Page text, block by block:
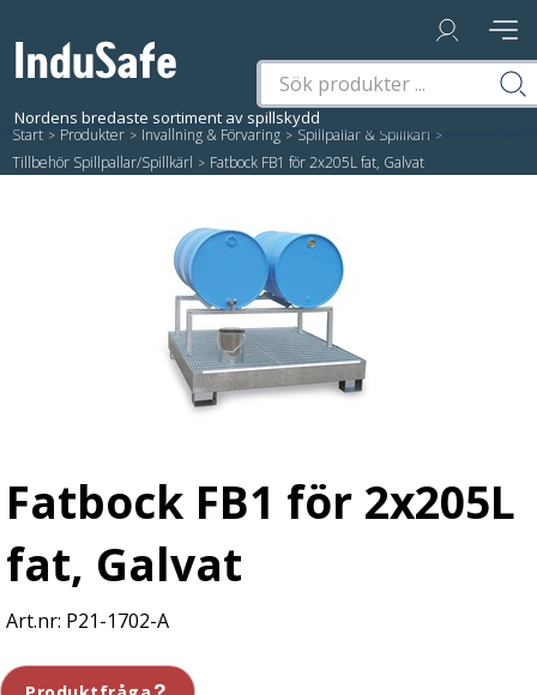
Start / Produkter / Invallning & Förvaring / Spillpallar & Spillkärl /
Tillbehör Spillpallar/Spillkärl / Fatbock FB1 för 2x205L fat, Galvat
Fatbock FB1 för 2x205L
fat, Galvat
P21-1702-A